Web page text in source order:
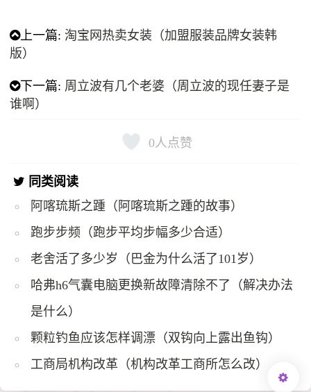
上一篇: 淘宝网热卖女装（加盟服装品牌女装韩
版）
下一篇: 周立波有几个老婆（周立波的现任妻子是
谁啊）
0人点赞
同类阅读
阿喀琉斯之踵（阿喀琉斯之踵的故事）
跑步步频（跑步平均步幅多少合适）
老舍活了多少岁（巴金为什么活了101岁）
哈弗h6气囊电脑更换新故障清除不了（解决办法
是什么）
颗粒钓鱼应该怎样调漂（双钩向上露出鱼钩）
工商局机构改革（机构改革工商所怎么改）